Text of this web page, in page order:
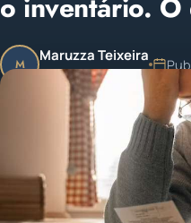
M Maruzza Teixeira
OAB/MA 11.810
1 min de leitura